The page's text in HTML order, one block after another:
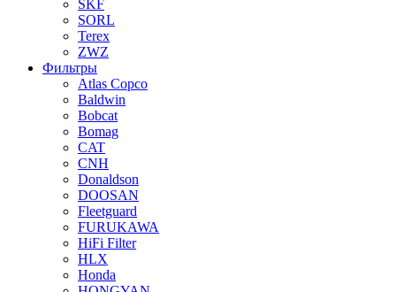
SKF
SORL
Terex
ZWZ
Фильтры
Atlas Copco
Baldwin
Bobcat
Bomag
CAT
CNH
Donaldson
DOOSAN
Fleetguard
FURUKAWA
HiFi Filter
HLX
Honda